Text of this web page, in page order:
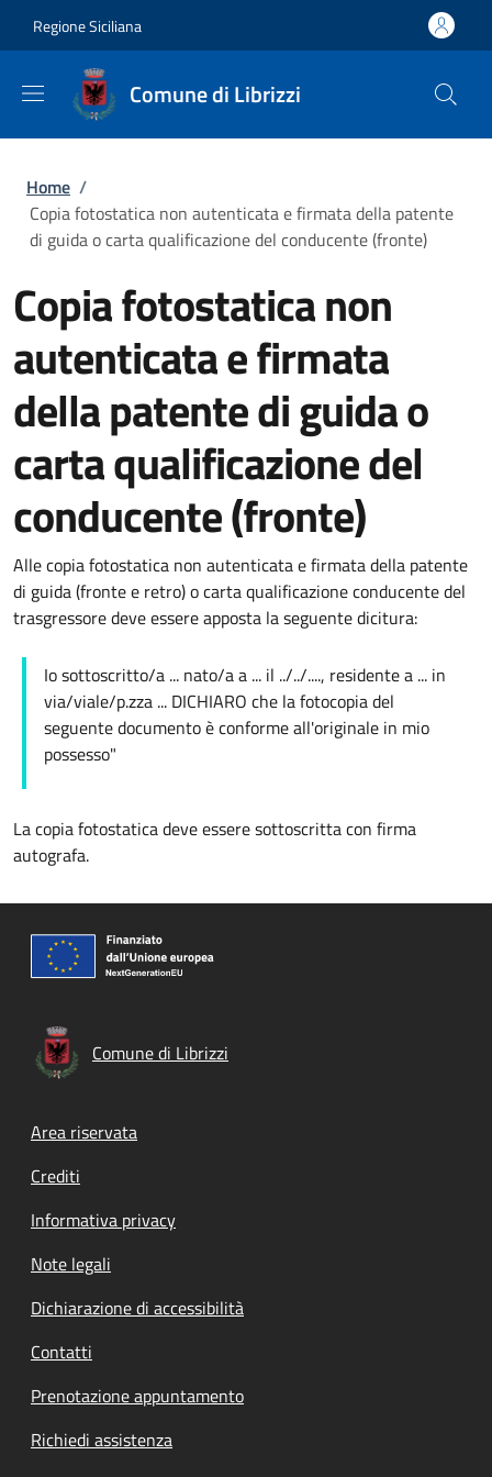
Regione Siciliana
Comune di Librizzi
Briciole di pane
Home /
Copia fotostatica non autenticata e firmata della patente
di guida o carta qualificazione del conducente (fronte)
Copia fotostatica non
autenticata e firmata
della patente di guida o
carta qualificazione del
conducente (fronte)
Alle copia fotostatica non autenticata e firmata della patente
di guida (fronte e retro) o carta qualificazione conducente del
trasgressore deve essere apposta la seguente dicitura:
Io sottoscritto/a ... nato/a a ... il ../../...., residente a ... in
via/viale/p.zza ... DICHIARO che la fotocopia del
seguente documento è conforme all'originale in mio
possesso"
La copia fotostatica deve essere sottoscritta con firma
autografa.
Comune di Librizzi
Footer menu
Area riservata
Crediti
Informativa privacy
Note legali
Dichiarazione di accessibilità
Contatti
Prenotazione appuntamento
Richiedi assistenza